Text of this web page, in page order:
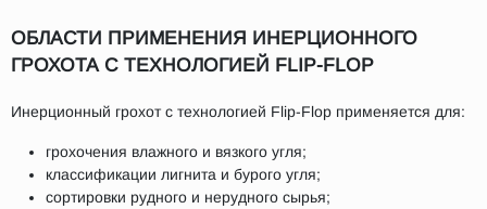
ОБЛАСТИ ПРИМЕНЕНИЯ ИНЕРЦИОННОГО
ГРОХОТА С ТЕХНОЛОГИЕЙ FLIP-FLOP
Инерционный грохот с технологией Flip-Flop применяется для:
грохочения влажного и вязкого угля;
классификации лигнита и бурого угля;
сортировки рудного и нерудного сырья;